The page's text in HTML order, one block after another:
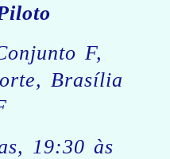
F,
Brasília
19:30 às